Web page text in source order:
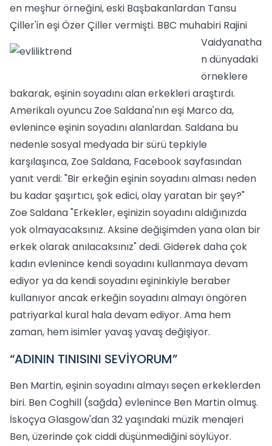
en meşhur örneğini, eski Başbakanlardan Tansu
Çiller'in eşi Özer Çiller vermişti. BBC muhabiri Rajini
Vaidyanatha
n dünyadaki
örneklere
bakarak, eşinin soyadını alan erkekleri araştırdı.
Amerikalı oyuncu Zoe Saldana'nın eşi Marco da,
evlenince eşinin soyadını alanlardan. Saldana bu
nedenle sosyal medyada bir sürü tepkiyle
karşılaşınca, Zoe Saldana, Facebook sayfasından
yanıt verdi: "Bir erkeğin eşinin soyadını alması neden
bu kadar şaşırtıcı, şok edici, olay yaratan bir şey?"
Zoe Saldana "Erkekler, eşinizin soyadını aldığınızda
yok olmayacaksınız. Aksine değişimden yana olan bir
erkek olarak anılacaksınız" dedi. Giderek daha çok
kadın evlenince kendi soyadını kullanmaya devam
ediyor ya da kendi soyadını eşininkiyle beraber
kullanıyor ancak erkeğin soyadını almayı öngören
patriyarkal kural hala devam ediyor. Ama hem
zaman, hem isimler yavaş yavaş değişiyor.
“ADININ TINISINI SEVİYORUM”
Ben Martin, eşinin soyadını almayı seçen erkeklerden
biri. Ben Coghill (sağda) evlenince Ben Martin olmuş.
İskoçya Glasgow'dan 32 yaşındaki müzik menajeri
Ben, üzerinde çok ciddi düşünmediğini söylüyor.